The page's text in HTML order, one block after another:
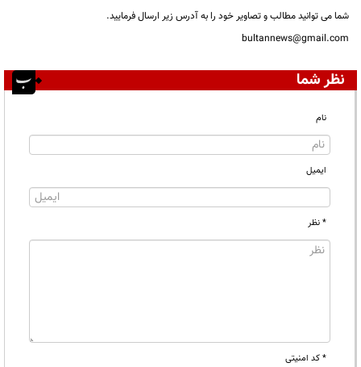
شما می توانید مطالب و تصاویر خود را به آدرس زیر ارسال فرمایید.
bultannews@gmail.com
نظر شما
نام
ایمیل
* نظر
* کد امنیتی